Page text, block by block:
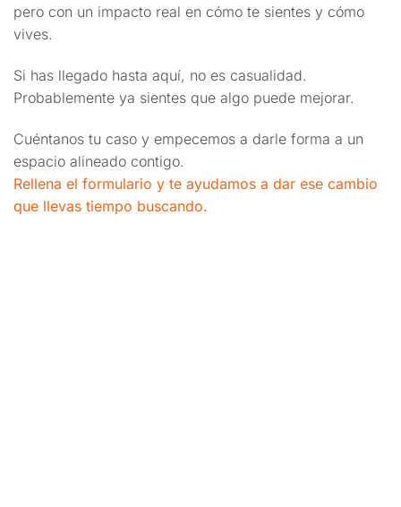
pero con un impacto real en cómo te sientes y cómo
vives.
Si has llegado hasta aquí, no es casualidad.
Probablemente ya sientes que algo puede mejorar.
Cuéntanos tu caso y empecemos a darle forma a un
espacio alineado contigo.
Rellena el formulario y te ayudamos a dar ese cambio
que llevas tiempo buscando.